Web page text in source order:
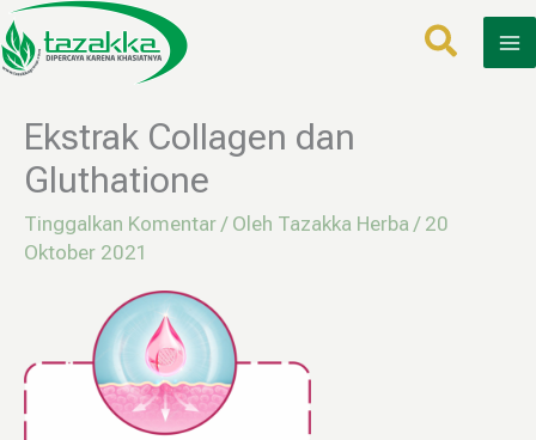
Lewati
ke
konten
Ekstrak Collagen dan
Gluthatione
Tinggalkan Komentar / Oleh Tazakka Herba / 20
Oktober 2021